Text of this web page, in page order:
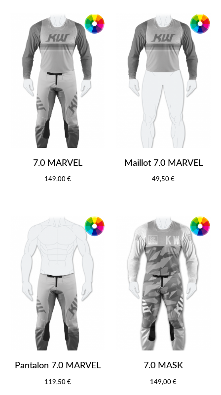
7.0 MARVEL
149,00 €
Maillot 7.0 MARVEL
49,50 €
Pantalon 7.0 MARVEL
119,50 €
7.0 MASK
149,00 €